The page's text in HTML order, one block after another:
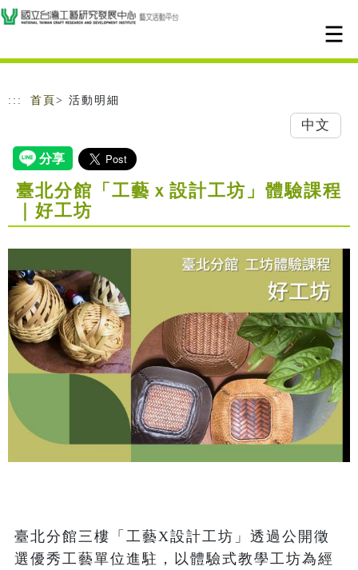
跳到主要內容
網站導覽
::: 首頁 > 活動明細
中文
臺北分館「工藝ｘ設計工坊」體驗課程
｜好工坊
臺北分館三樓「工藝X設計工坊」透過公開徵
選優秀工藝單位進駐，以體驗式教學工坊為經